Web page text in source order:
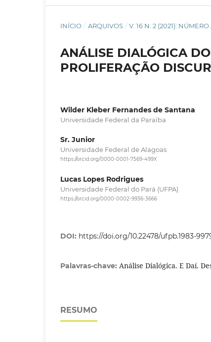
INÍCIO / ARQUIVOS / V. 16 N. 2 (2021):
ANÁLISE DIALÓGICA
PROLIFERAÇÃO
Wilder Kleber Fernandes de Santana
Universidade Federal da Paraíba
Sr. Junior
Universidade Federal de Alagoas
https://orcid.org/0000-0001-7569-499X
Lucas Lopes Rodrigues
Universidade Federal do Pará (UFPA)
https://orcid.org/0000-0002-9936-3666
DOI: https://doi.org/10.22478/ufpb.1983-
Palavras-chave: Análise Dialógica. E Daí.
RESUMO